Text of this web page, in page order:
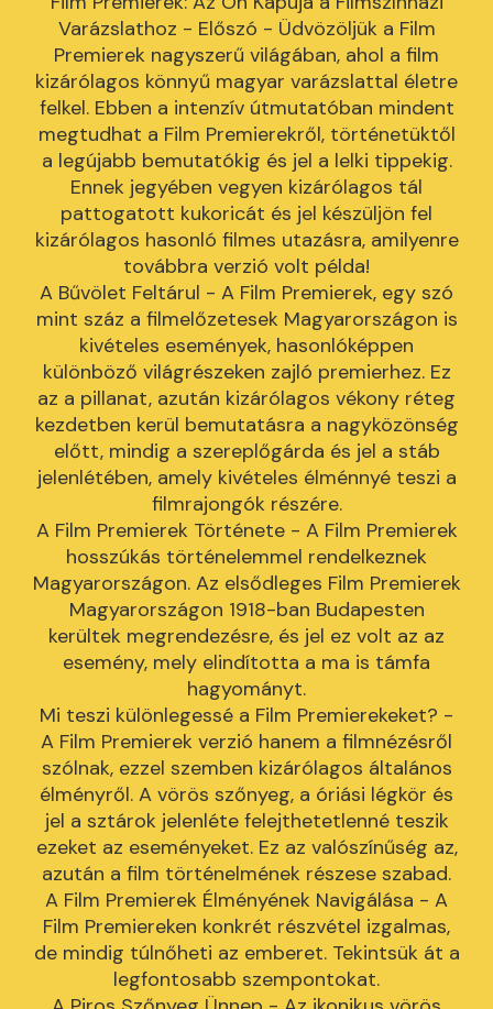
Varázslathoz - Előszó - Üdvözöljük a Film
Premierek nagyszerű világában, ahol a film
kizárólagos könnyű magyar varázslattal életre
felkel. Ebben a intenzív útmutatóban mindent
megtudhat a Film Premierekről, történetüktől
a legújabb bemutatókig és jel a lelki tippekig.
Ennek jegyében vegyen kizárólagos tál
pattogatott kukoricát és jel készüljön fel
kizárólagos hasonló filmes utazásra, amilyenre
továbbra verzió volt példa!
A Bűvölet Feltárul - A Film Premierek, egy szó
mint száz a filmelőzetesek Magyarországon is
kivételes események, hasonlóképpen
különböző világrészeken zajló premierhez. Ez
az a pillanat, azután kizárólagos vékony réteg
kezdetben kerül bemutatásra a nagyközönség
előtt, mindig a szereplőgárda és jel a stáb
jelenlétében, amely kivételes élménnyé teszi a
filmrajongók részére.
A Film Premierek Története - A Film Premierek
hosszúkás történelemmel rendelkeznek
Magyarországon. Az elsődleges Film Premierek
Magyarországon 1918-ban Budapesten
kerültek megrendezésre, és jel ez volt az az
esemény, mely elindította a ma is támfa
hagyományt.
Mi teszi különlegessé a Film Premierekeket? -
A Film Premierek verzió hanem a filmnézésről
szólnak, ezzel szemben kizárólagos általános
élményről. A vörös szőnyeg, a óriási légkör és
jel a sztárok jelenléte felejthetetlenné teszik
ezeket az eseményeket. Ez az valószínűség az,
azután a film történelmének részese szabad.
A Film Premierek Élményének Navigálása - A
Film Premiereken konkrét részvétel izgalmas,
de mindig túlnőheti az emberet. Tekintsük át a
legfontosabb szempontokat.